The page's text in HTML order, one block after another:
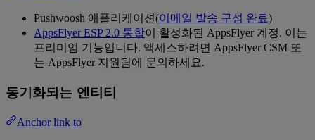
Pushwoosh 애플리케이션(이메일 발송 구성 완료)
AppsFlyer ESP 2.0 통합이 활성화된 AppsFlyer 계정. 이는
프리미엄 기능입니다. 액세스하려면 AppsFlyer CSM 또
는 AppsFlyer 지원팀에 문의하세요.
동기화되는 엔티티
Anchor link to